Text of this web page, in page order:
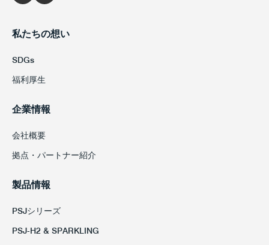
私たちの想い
SDGs
福利厚生
企業情報
会社概要
拠点・パートナー紹介
製品情報
PSJシリーズ
PSJ-H2 & SPARKLING